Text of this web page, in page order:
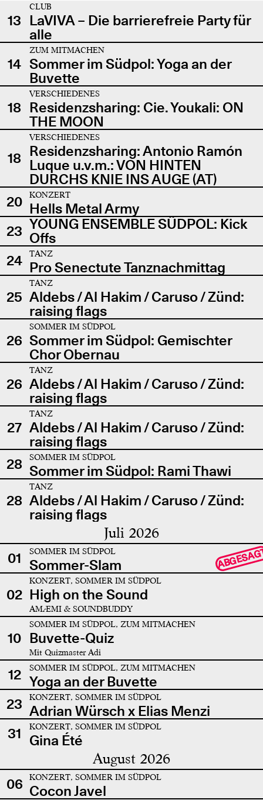
13
CLUB
LaVIVA – Die barrierefreie Party für
alle
14
ZUM MITMACHEN
Sommer im Südpol: Yoga an der
Buvette
18
VERSCHIEDENES
Residenzsharing: Cie. Youkali: ON
THE MOON
18
VERSCHIEDENES
Residenzsharing: Antonio Ramón
Luque u.v.m.: VON HINTEN
DURCHS KNIE INS AUGE (AT)
20
KONZERT
Hells Metal Army
23 YOUNG ENSEMBLE SÜDPOL: Kick
Offs
24
TANZ
Pro Senectute Tanznachmittag
25
TANZ
Aldebs / Al Hakim / Caruso / Zünd:
raising flags
26
SOMMER IM SÜDPOL
Sommer im Südpol: Gemischter
Chor Obernau
26
TANZ
Aldebs / Al Hakim / Caruso / Zünd:
raising flags
27
TANZ
Aldebs / Al Hakim / Caruso / Zünd:
raising flags
28
SOMMER IM SÜDPOL
Sommer im Südpol: Rami Thawi
28
TANZ
Aldebs / Al Hakim / Caruso / Zünd:
raising flags
Juli 2026
01 SOMMER IM SÜDPOL
Sommer-Slam
02
KONZERT, SOMMER IM SÜDPOL
High on the Sound
AMÆMI & SOUNDBUDDY
10
SOMMER IM SÜDPOL, ZUM MITMACHEN
Buvette-Quiz
Mit Quizmaster Adi
12 SOMMER IM SÜDPOL, ZUM MITMACHEN
Yoga an der Buvette
23
KONZERT, SOMMER IM SÜDPOL
Adrian Würsch x Elias Menzi
31
KONZERT, SOMMER IM SÜDPOL
Gina Été
August 2026
06 KONZERT, SOMMER IM SÜDPOL
Cocon Javel